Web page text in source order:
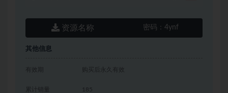
资源名称 密码：4ynf
其他信息
有效期 购买后永久有效
累计销量 185